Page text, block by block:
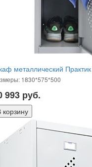
металлический
1830*575*500
993 руб.